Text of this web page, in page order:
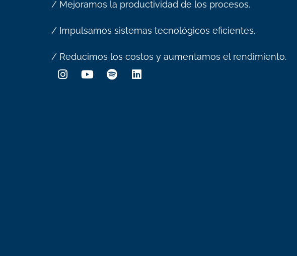
/ Mejoramos la productividad de los procesos.
/ Impulsamos sistemas tecnológicos eficientes.
/ Reducimos los costos y aumentamos el rendimiento.